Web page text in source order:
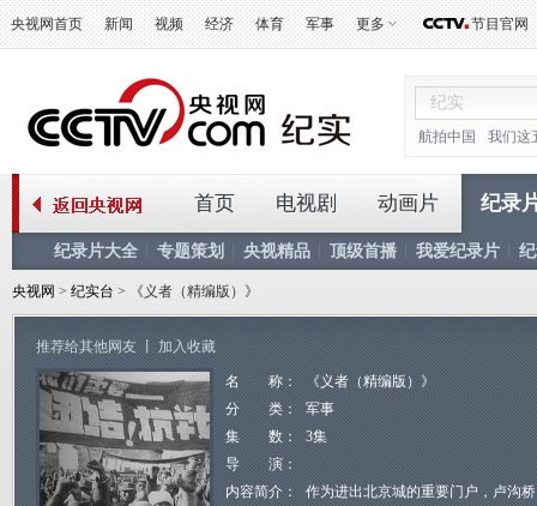
央视网首页 新闻 视频 经济 体育 军事 更多 节目官网
航拍中国 我们这
首页 电视剧 动画片 纪录
纪录片大全 专题策划 央视精品 顶级首播 我爱纪录片
央视网 > 纪实台 > 《义者（精编版）》
推荐给其他网友 加入收藏
名 称：
《义者（精编版）》
分 类：
军事
集 数：
3集
导 演：
内容简介：
作为进出北京城的重要门户，卢沟